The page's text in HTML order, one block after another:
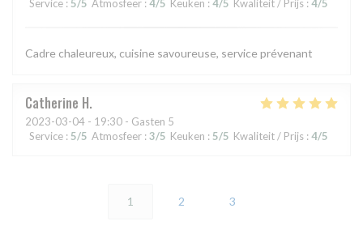
Service : 5/5 Atmosfeer : 4/5 Keuken : 4/5 Kwaliteit / Prijs : 4/5
Cadre chaleureux, cuisine savoureuse, service prévenant
Catherine H
2023-03-04 - 19:30 - Gasten 5
Service : 5/5 Atmosfeer : 3/5 Keuken : 5/5 Kwaliteit / Prijs : 4/5
1 2 3